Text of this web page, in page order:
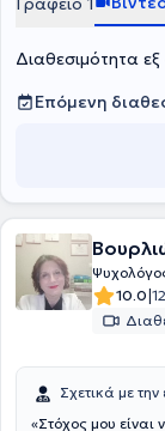
Διαθεσιμότητα
Επόμενη
10.0|
Σχετικά με την
«Στόχος μου